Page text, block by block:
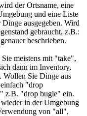
der Ortsname, eine
und eine Liste
ausgegeben. Wird
gebraucht, z.B.:
beschrieben.
Sie meistens mit "take",
dann im Inventory,
Wollen Sie Dinge aus
"drop
z.B. "drop bugle" ein.
in der Umgebung
von "all",